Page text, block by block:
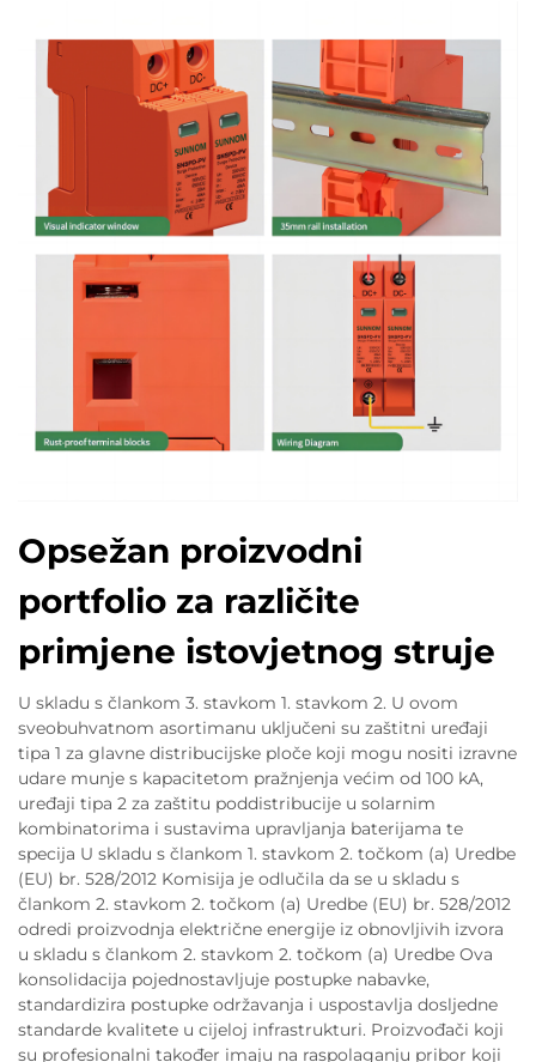
Opsežan proizvodni
portfolio za različite
primjene istovjetnog struje
U skladu s člankom 3. stavkom 1. stavkom 2. U ovom
sveobuhvatnom asortimanu uključeni su zaštitni uređaji
tipa 1 za glavne distribucijske ploče koji mogu nositi izravne
udare munje s kapacitetom pražnjenja većim od 100 kA,
uređaji tipa 2 za zaštitu poddistribucije u solarnim
kombinatorima i sustavima upravljanja baterijama te
specija U skladu s člankom 1. stavkom 2. točkom (a) Uredbe
(EU) br. 528/2012 Komisija je odlučila da se u skladu s
člankom 2. stavkom 2. točkom (a) Uredbe (EU) br. 528/2012
odredi proizvodnja električne energije iz obnovljivih izvora
u skladu s člankom 2. stavkom 2. točkom (a) Uredbe Ova
konsolidacija pojednostavljuje postupke nabavke,
standardizira postupke održavanja i uspostavlja dosljedne
standarde kvalitete u cijeloj infrastrukturi. Proizvođači koji
su profesionalni također imaju na raspolaganju pribor koji